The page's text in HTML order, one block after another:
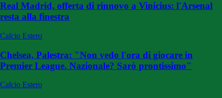
Real Madrid, offerta di rinnovo a Vinicius: l'Arsenal
resta alla finestra
Calcio Estero
Chelsea, Palestra: "Non vedo l'ora di giocare in
Premier League. Nazionale? Sarò prontissimo"
Calcio Estero